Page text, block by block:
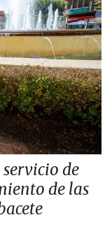
de
de las